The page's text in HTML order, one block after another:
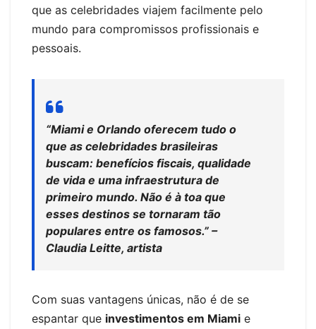
que as celebridades viajem facilmente pelo
mundo para compromissos profissionais e
pessoais.
“Miami e Orlando oferecem tudo o
que as celebridades brasileiras
buscam: benefícios fiscais, qualidade
de vida e uma infraestrutura de
primeiro mundo. Não é à toa que
esses destinos se tornaram tão
populares entre os famosos.” –
Claudia Leitte, artista
Com suas vantagens únicas, não é de se
espantar que investimentos em Miami e